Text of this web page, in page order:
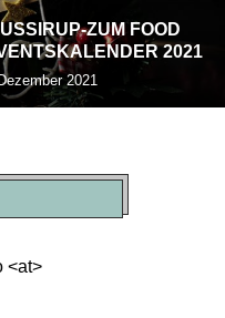
ZUM FOOD
2021
2021
<at>